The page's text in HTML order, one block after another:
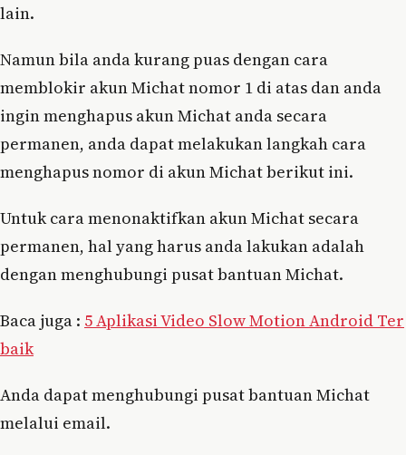
lain.
Namun bila anda kurang puas dengan cara
memblokir akun Michat nomor 1 di atas dan anda
ingin menghapus akun Michat anda secara
permanen, anda dapat melakukan langkah cara
menghapus nomor di akun Michat berikut ini.
Untuk cara menonaktifkan akun Michat secara
permanen, hal yang harus anda lakukan adalah
dengan menghubungi pusat bantuan Michat.
Baca juga : 5 Aplikasi Video Slow Motion Android Ter
baik
Anda dapat menghubungi pusat bantuan Michat
melalui email.